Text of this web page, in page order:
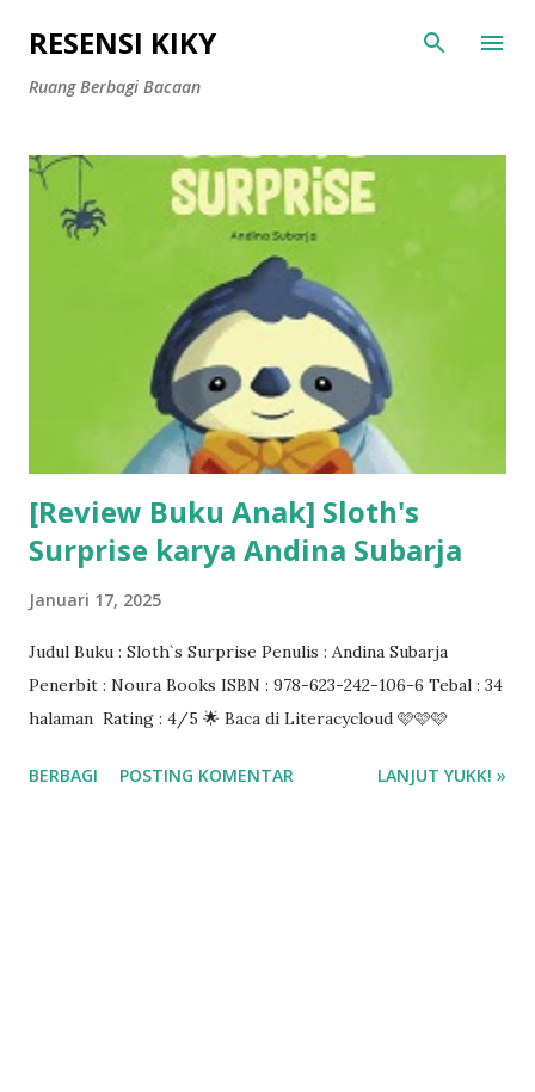
Langsung ke konten utama
RESENSI KIKY
Ruang Berbagi Bacaan
[Review Buku Anak] Sloth's
Surprise karya Andina Subarja
Januari 17, 2025
Judul Buku : Sloth`s Surprise Penulis : Andina Subarja
Penerbit : Noura Books ISBN : 978-623-242-106-6 Tebal : 34
halaman Rating : 4/5 🌟 Baca di Literacycloud 🩷🩷🩷
BERBAGI POSTING KOMENTAR LANJUT YUKK! »